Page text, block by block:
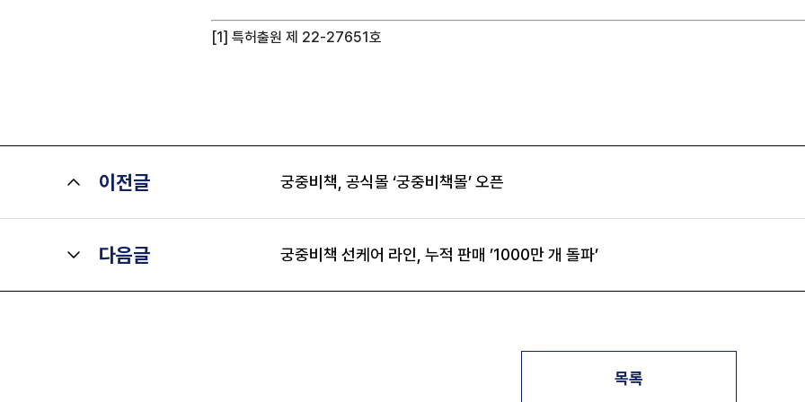
[1] 특허출원 제 22-27651호
이전글 궁중비책, 공식몰 ‘궁중비책몰’ 오픈
다음글 궁중비책 선케어 라인, 누적 판매 ’1000만 개 돌파’
목록